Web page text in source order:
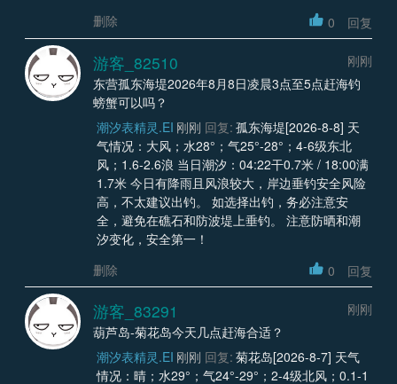
删除
0 回复
游客_82510
刚刚
东营孤东海堤2026年8月8日凌晨3点至5点赶海钓
螃蟹可以吗？
潮汐表精灵.EI 刚刚 回复: 孤东海堤[2026-8-8] 天
气情况：大风；水28°；气25°-28°；4-6级东北
风；1.6-2.6浪 当日潮汐：04:22干0.7米 / 18:00满
1.7米 今日有降雨且风浪较大，岸边垂钓安全风险
高，不太建议出钓。 如选择出钓，务必注意安
全，避免在礁石和防波堤上垂钓。 注意防晒和潮
汐变化，安全第一！
删除
0 回复
游客_83291
刚刚
葫芦岛-菊花岛今天几点赶海合适？
潮汐表精灵.EI 刚刚 回复: 菊花岛[2026-8-7] 天气
情况：晴；水29°；气24°-29°；2-4级北风；0.1-1